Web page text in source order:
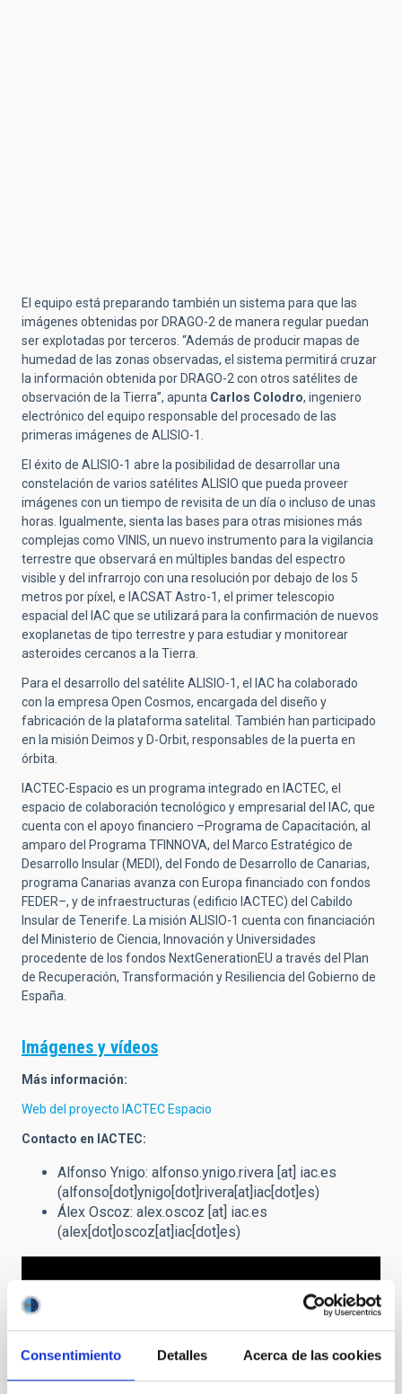
Consentimiento Detalles Acerca de las cookies
El equipo está preparando también un sistema para que las
imágenes obtenidas por DRAGO-2 de manera regular puedan
ser explotadas por terceros. “Además de producir mapas de
humedad de las zonas observadas, el sistema permitirá cruzar
la información obtenida por DRAGO-2 con otros satélites de
observación de la Tierra”, apunta Carlos Colodro, ingeniero
electrónico del equipo responsable del procesado de las
primeras imágenes de ALISIO-1.
El éxito de ALISIO-1 abre la posibilidad de desarrollar una
constelación de varios satélites ALISIO que pueda proveer
imágenes con un tiempo de revisita de un día o incluso de unas
horas. Igualmente, sienta las bases para otras misiones más
complejas como VINIS, un nuevo instrumento para la vigilancia
terrestre que observará en múltiples bandas del espectro
visible y del infrarrojo con una resolución por debajo de los 5
metros por píxel, e IACSAT Astro-1, el primer telescopio
espacial del IAC que se utilizará para la confirmación de nuevos
exoplanetas de tipo terrestre y para estudiar y monitorear
asteroides cercanos a la Tierra.
Para el desarrollo del satélite ALISIO-1, el IAC ha colaborado
con la empresa Open Cosmos, encargada del diseño y
fabricación de la plataforma satelital. También han participado
en la misión Deimos y D-Orbit, responsables de la puerta en
órbita.
IACTEC-Espacio es un programa integrado en IACTEC, el
espacio de colaboración tecnológico y empresarial del IAC, que
cuenta con el apoyo financiero –Programa de Capacitación, al
amparo del Programa TFINNOVA, del Marco Estratégico de
Desarrollo Insular (MEDI), del Fondo de Desarrollo de Canarias,
programa Canarias avanza con Europa financiado con fondos
FEDER–, y de infraestructuras (edificio IACTEC) del Cabildo
Insular de Tenerife. La misión ALISIO-1 cuenta con financiación
del Ministerio de Ciencia, Innovación y Universidades
procedente de los fondos NextGenerationEU a través del Plan
de Recuperación, Transformación y Resiliencia del Gobierno de
España.
Imágenes y vídeos
Más información:
Web del proyecto IACTEC Espacio
Contacto en IACTEC:
Alfonso Ynigo: alfonso.ynigo.rivera [at] iac.es
(alfonso[dot]ynigo[dot]rivera[at]iac[dot]es)
Álex Oscoz: alex.oscoz [at] iac.es
(alex[dot]oscoz[at]iac[dot]es)